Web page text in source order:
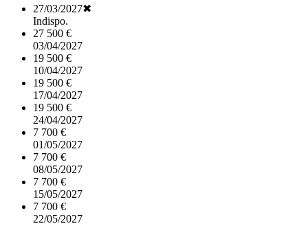
27/03/2027✖
Indispo.
27 500 €
03/04/2027
19 500 €
10/04/2027
19 500 €
17/04/2027
19 500 €
24/04/2027
7 700 €
01/05/2027
7 700 €
08/05/2027
7 700 €
15/05/2027
7 700 €
22/05/2027